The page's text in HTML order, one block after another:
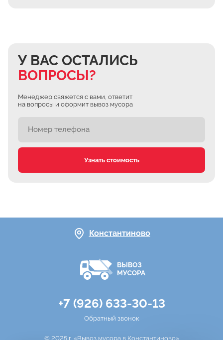
У ВАС ОСТАЛИСЬ
ВОПРОСЫ?
Менеджер свяжется с вами, ответит
на вопросы и оформит вывоз мусора
Узнать стоимость
Константиново
+7 (926) 633-30-13
Обратный звонок
© 2025 г. «Вывоз мусора в Константиново»